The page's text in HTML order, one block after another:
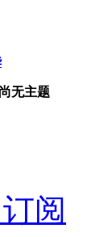
无主题
订阅